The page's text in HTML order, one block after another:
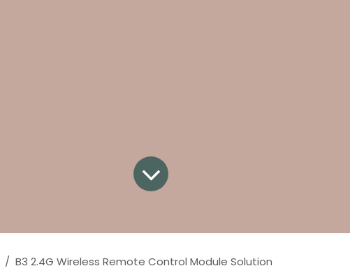
B3 2.4G Wireless Remote Control Module Solution